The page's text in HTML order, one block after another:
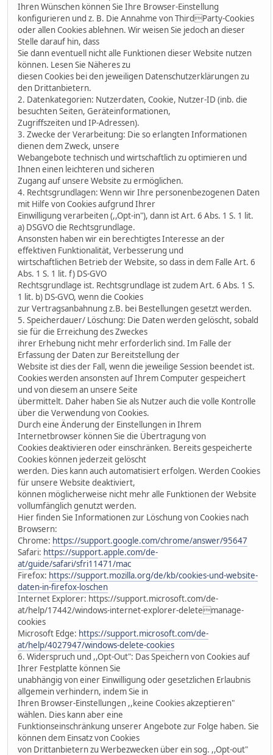
Ihren Wünschen können Sie Ihre Browser-Einstellung
konfigurieren und z. B. Die Annahme von ThirdParty-Cookies
oder allen Cookies ablehnen. Wir weisen Sie jedoch an dieser
Stelle darauf hin, dass
Sie dann eventuell nicht alle Funktionen dieser Website nutzen
können. Lesen Sie Näheres zu
diesen Cookies bei den jeweiligen Datenschutzerklärungen zu
den Drittanbietern.
2. Datenkategorien: Nutzerdaten, Cookie, Nutzer-ID (inb. die
besuchten Seiten, Geräteinformationen,
Zugriffszeiten und IP-Adressen).
3. Zwecke der Verarbeitung: Die so erlangten Informationen
dienen dem Zweck, unsere
Webangebote technisch und wirtschaftlich zu optimieren und
Ihnen einen leichteren und sicheren
Zugang auf unsere Website zu ermöglichen.
4. Rechtsgrundlagen: Wenn wir Ihre personenbezogenen Daten
mit Hilfe von Cookies aufgrund Ihrer
Einwilligung verarbeiten (,,Opt-in"), dann ist Art. 6 Abs. 1 S. 1 lit.
a) DSGVO die Rechtsgrundlage.
Ansonsten haben wir ein berechtigtes Interesse an der
effektiven Funktionalität, Verbesserung und
wirtschaftlichen Betrieb der Website, so dass in dem Falle Art. 6
Abs. 1 S. 1 lit. f) DS-GVO
Rechtsgrundlage ist. Rechtsgrundlage ist zudem Art. 6 Abs. 1 S.
1 lit. b) DS-GVO, wenn die Cookies
zur Vertragsanbahnung z.B. bei Bestellungen gesetzt werden.
5. Speicherdauer/ Löschung: Die Daten werden gelöscht, sobald
sie für die Erreichung des Zweckes
ihrer Erhebung nicht mehr erforderlich sind. Im Falle der
Erfassung der Daten zur Bereitstellung der
Website ist dies der Fall, wenn die jeweilige Session beendet ist.
Cookies werden ansonsten auf Ihrem Computer gespeichert
und von diesem an unsere Seite
übermittelt. Daher haben Sie als Nutzer auch die volle Kontrolle
über die Verwendung von Cookies.
Durch eine Änderung der Einstellungen in Ihrem
Internetbrowser können Sie die Übertragung von
Cookies deaktivieren oder einschränken. Bereits gespeicherte
Cookies können jederzeit gelöscht
werden. Dies kann auch automatisiert erfolgen. Werden Cookies
für unsere Website deaktiviert,
können möglicherweise nicht mehr alle Funktionen der Website
vollumfänglich genutzt werden.
Hier finden Sie Informationen zur Löschung von Cookies nach
Browsern:
Chrome: https://support.google.com/chrome/answer/95647
Safari: https://support.apple.com/de-
at/guide/safari/sfri11471/mac
Firefox: https://support.mozilla.org/de/kb/cookies-und-website-
daten-in-firefox-loschen
Internet Explorer: https://support.microsoft.com/de-
at/help/17442/windows-internet-explorer-deletemanage-
cookies
Microsoft Edge: https://support.microsoft.com/de-
at/help/4027947/windows-delete-cookies
6. Widerspruch und ,,Opt-Out": Das Speichern von Cookies auf
Ihrer Festplatte können Sie
unabhängig von einer Einwilligung oder gesetzlichen Erlaubnis
allgemein verhindern, indem Sie in
Ihren Browser-Einstellungen ,,keine Cookies akzeptieren"
wählen. Dies kann aber eine
Funktionseinschränkung unserer Angebote zur Folge haben. Sie
können dem Einsatz von Cookies
von Drittanbietern zu Werbezwecken über ein sog. ,,Opt-out"